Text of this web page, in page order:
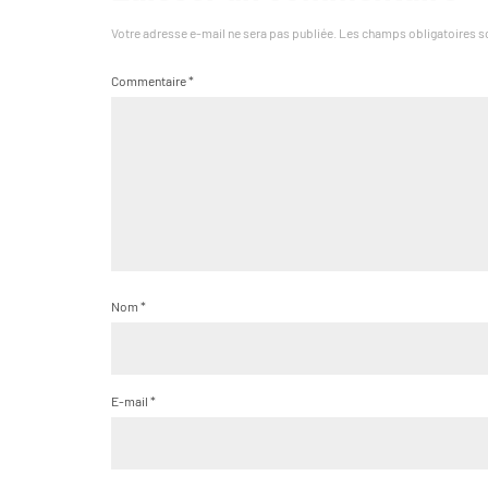
Votre adresse e-mail ne sera pas publiée. Les champs obligatoires
Commentaire*
Nom *
E-mail *